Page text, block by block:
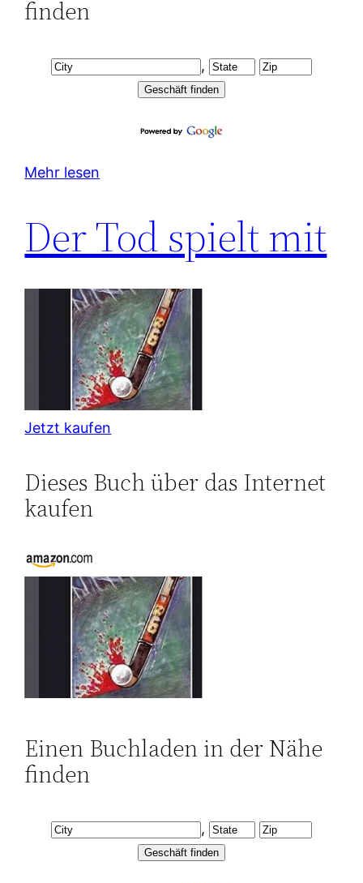
finden
,
Mehr lesen
Der Tod spielt mit
Jetzt kaufen
Dieses Buch über das Internet
kaufen
Einen Buchladen in der Nähe
finden
,